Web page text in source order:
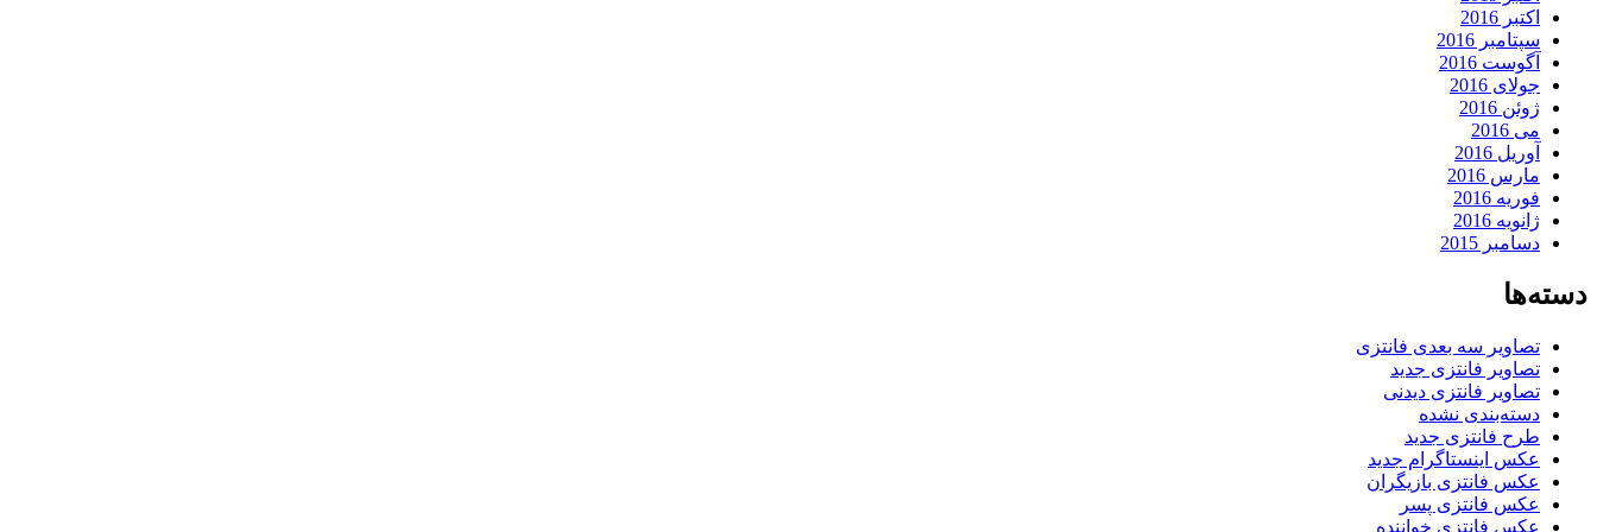
اکتبر 2016
سپتامبر 2016
آگوست 2016
جولای 2016
ژوئن 2016
می 2016
آوریل 2016
مارس 2016
فوریه 2016
ژانویه 2016
دسامبر 2015
دسته‌ها
تصاویر سه بعدی فانتزی
تصاویر فانتزی جدید
تصاویر فانتزی دیدنی
دسته‌بندی نشده
طرح فانتزی جدید
عکس اینستاگرام جدید
عکس فانتزی بازیگران
عکس فانتزی پسر
عکس فانتزی خواننده